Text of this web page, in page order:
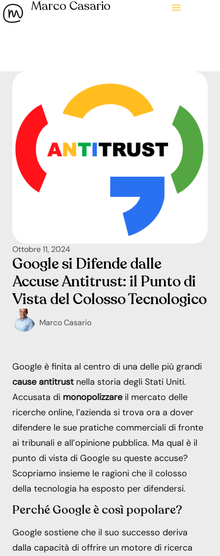
Marco Casario
Ottobre 11, 2024
Google si Difende dalle
Accuse Antitrust: il Punto di
Vista del Colosso Tecnologico
Marco Casario
Google è finita al centro di una delle più grandi
cause antitrust nella storia degli Stati Uniti.
Accusata di monopolizzareil mercato delle
ricerche online, l’azienda si trova ora a dover
difendere le sue pratiche commerciali di fronte
ai tribunali e all’opinione pubblica. Ma qual è il
punto di vista di Google su queste accuse?
Scopriamo insieme le ragioni che il colosso
della tecnologia ha esposto per difendersi.
Perché Google è così popolare?
Google sostiene che il suo successo deriva
dalla capacità di offrire un motore di ricerca